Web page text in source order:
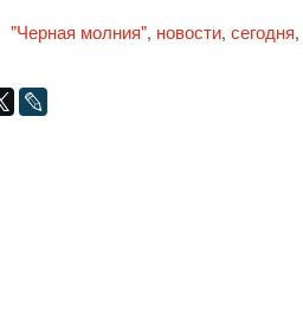
"Черная молния", новости, сегодня,